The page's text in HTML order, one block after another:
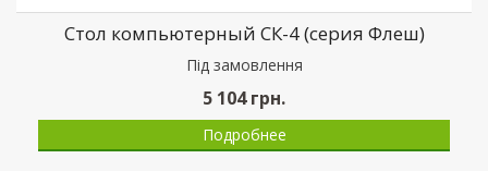
Стол компьютерный СК-4 (серия Флеш)
Пiд замовлення
5 104грн.
Подробнее